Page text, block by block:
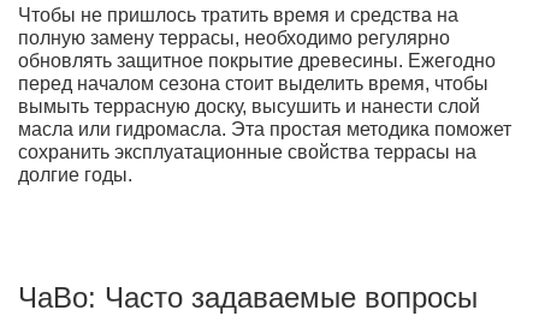
Чтобы не пришлось тратить время и средства на
полную замену террасы, необходимо регулярно
обновлять защитное покрытие древесины. Ежегодно
перед началом сезона стоит выделить время, чтобы
вымыть террасную доску, высушить и нанести слой
масла или гидромасла. Эта простая методика поможет
сохранить эксплуатационные свойства террасы на
долгие годы.
ЧаВо: Часто задаваемые вопросы